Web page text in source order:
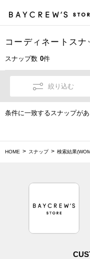
コーディネートスナ
スナップ数 0件
絞り込む
条件に一致するスナップがあ
HOME スナップ 検索結果